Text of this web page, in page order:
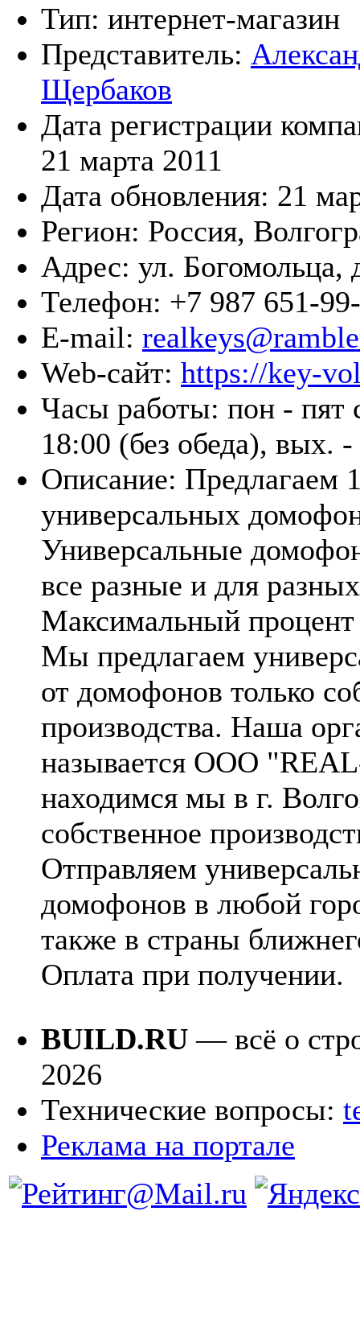
Тип: интернет-магазин
Представитель:
Щербаков
Дата регистрации
21 марта 2011
Дата обновления: 21
Регион: Россия,
Адрес: ул. Богомольца,
Телефон: +7 987 651-
E-mail:
Web-сайт: https://key-
Часы работы: пон - пят
18:00 (без обеда), вых.
Описание: Предлагаем
универсальных
Универсальные
все разные и для
Максимальный процент
Мы предлагаем
от домофонов только
производства. Наша
называется ООО
находимся мы в г.
собственное
Отправляем
домофонов в любой
также в страны
Оплата при получении.
BUILD.RU — всё о
2026
Технические вопросы:
Реклама на портале